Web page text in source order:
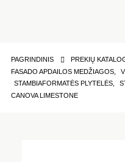
PAGRINDINIS
PREKIŲ
FASADO APDAILOS MEDŽIAGOS,
STAMBIAFORMATĖS PLYTELĖS,
CANOVA LIMESTONE